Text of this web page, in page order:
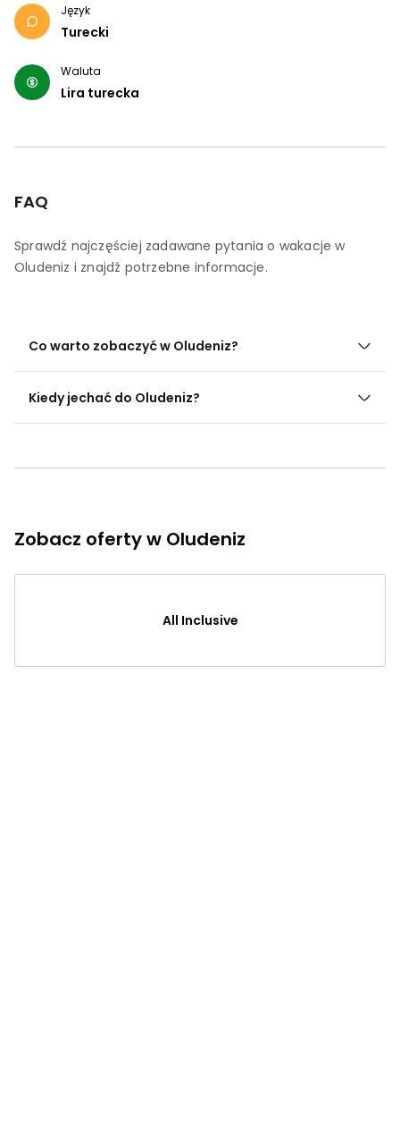
Język
Turecki
Waluta
Lira turecka
FAQ
Sprawdź najczęściej zadawane pytania o wakacje w
Oludeniz i znajdź potrzebne informacje.
Co warto zobaczyć w Oludeniz?
Kiedy jechać do Oludeniz?
Zobacz oferty w Oludeniz
All Inclusive